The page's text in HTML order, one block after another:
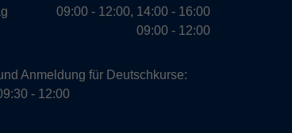
09:00 - 12:00, 14:00 - 16:00
09:00 - 12:00
Anmeldung für Deutschkurse:
- 12:00